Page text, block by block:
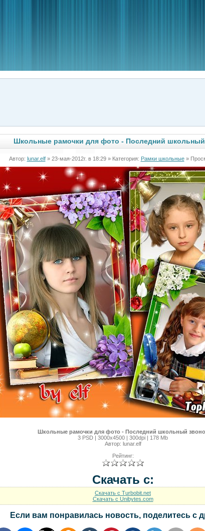
Школьные рамочки для фото - Последний школьный
Автор: lunar.elf» 23-мая-2012г. в 18:29 » Категория: Рамки школьные»
Школьные рамочки для фото - Последний школьный
3 PSD | 3000х4500 | 300dpi | 178 Mb
Автор: lunar.elf
Рейтинг:
Скачать с:
Скачать с Turbobit.net
Скачать с Unibytes.com
Если вам понравилась новость, поделитесь с